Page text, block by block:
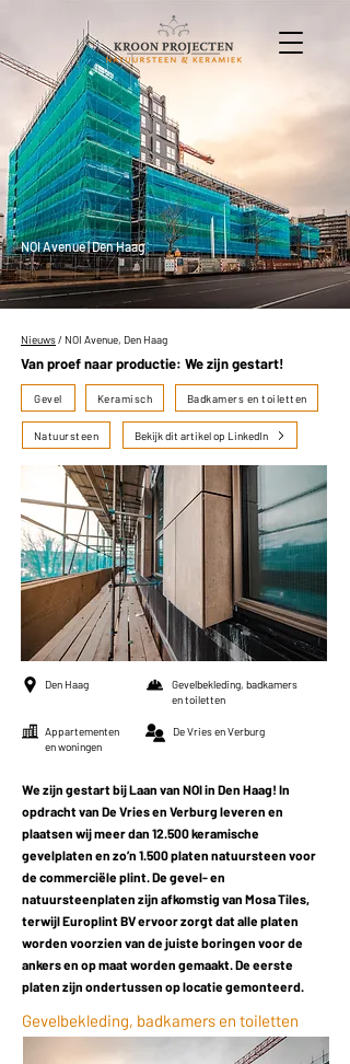
NOI Avenue | Den Haag
Nieuws/ NOI Avenue, Den Haag
Van proef naar productie: We zijn gestart!
Gevel Keramisch Badkamers en toiletten
Natuursteen Bekijk dit artikel op LinkedIn
Den Haag
Gevelbekleding, badkamers
en toiletten
Appartementen
en woningen
De Vries en Verburg
We zijn gestart bij Laan van NOI in Den Haag! In
opdracht van De Vries en Verburg leveren en
plaatsen wij meer dan 12.500 keramische
gevelplaten en zo’n 1.500 platen natuursteen voor
de commerciële plint. De gevel- en
natuursteenplaten zijn afkomstig van Mosa Tiles,
terwijl Europlint BV ervoor zorgt dat alle platen
worden voorzien van de juiste boringen voor de
ankers en op maat worden gemaakt. De eerste
platen zijn ondertussen op locatie gemonteerd.
Gevelbekleding, badkamers en toiletten